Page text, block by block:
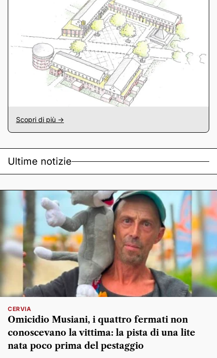
Scopri di più ->
Ultime notizie
CERVIA
Omicidio Musiani, i quattro fermati non
conoscevano la vittima: la pista di una lite
nata poco prima del pestaggio